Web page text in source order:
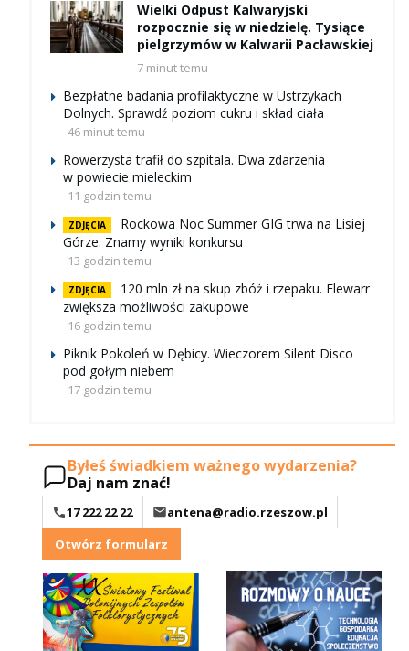
Wielki Odpust Kalwaryjski
rozpocznie się w niedzielę. Tysiące
pielgrzymów w Kalwarii Pacławskiej
7 minut temu
Bezpłatne badania profilaktyczne w Ustrzykach
Dolnych. Sprawdź poziom cukru i skład ciała
46 minut temu
Rowerzysta trafił do szpitala. Dwa zdarzenia
w powiecie mieleckim
11 godzin temu
ZDJĘCIA
Rockowa Noc Summer GIG trwa na Lisiej
Górze. Znamy wyniki konkursu
13 godzin temu
ZDJĘCIA
120 mln zł na skup zbóż i rzepaku. Elewarr
zwiększa możliwości zakupowe
16 godzin temu
Piknik Pokoleń w Dębicy. Wieczorem Silent Disco
pod gołym niebem
17 godzin temu
Byłeś świadkiem ważnego wydarzenia?
Daj nam znać!
17 222 22 22
antena@radio.rzeszow.pl
Otwórz formularz